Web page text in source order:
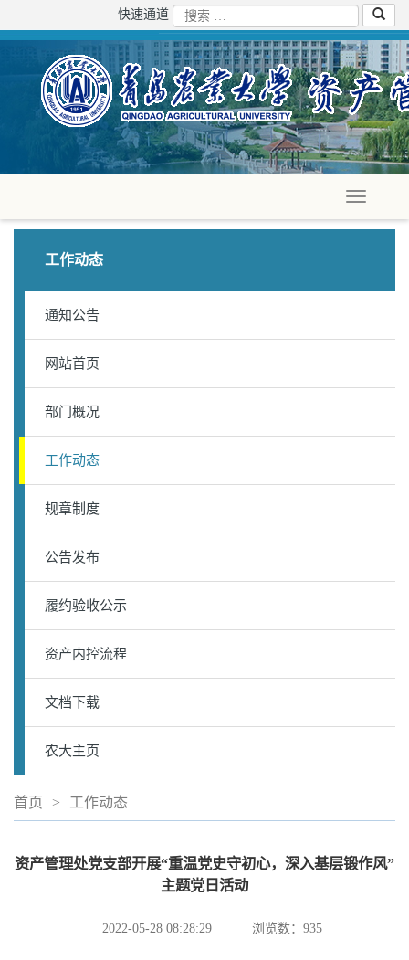
快速通道
工作动态
通知公告
网站首页
部门概况
工作动态
规章制度
公告发布
履约验收公示
资产内控流程
文档下载
农大主页
首页 > 工作动态
资产管理处党支部开展“重温党史守初心，深入基层锻作风”
主题党日活动
2022-05-28 08:28:29 浏览数： 935